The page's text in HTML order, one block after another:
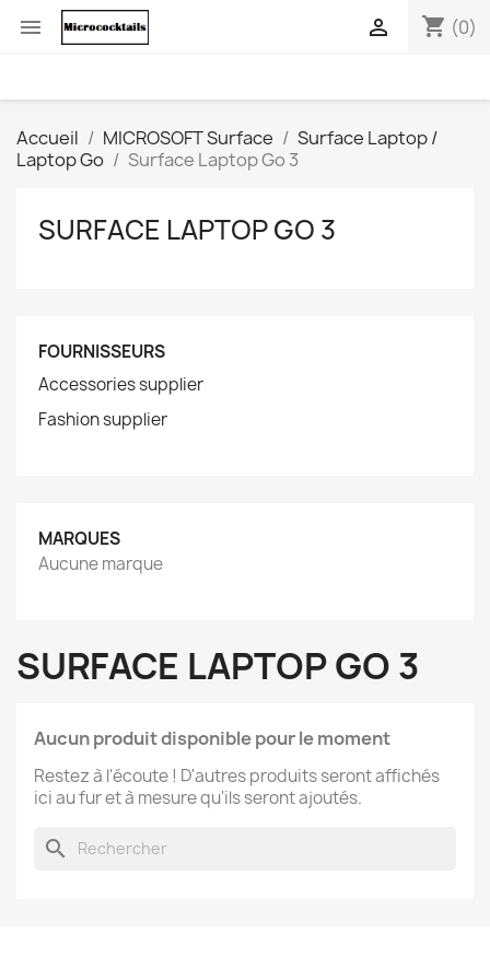
 shopping_cart (0)

Accueil MICROSOFT Surface
Surface Laptop /
Laptop Go
Surface Laptop Go 3
SURFACE LAPTOP GO 3
FOURNISSEURS
Accessories supplier
Fashion supplier
MARQUES
Aucune marque
SURFACE LAPTOP GO 3
Aucun produit disponible pour le moment
Restez à l'écoute ! D'autres produits seront affichés
ici au fur et à mesure qu'ils seront ajoutés.
search